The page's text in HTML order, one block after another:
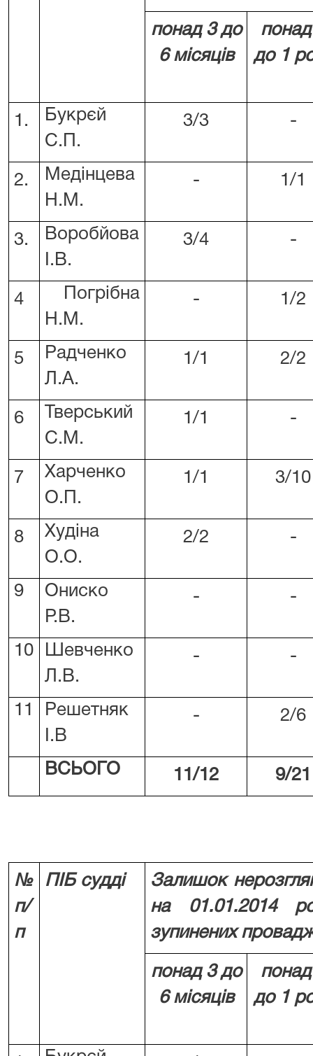
понад 3до
6 місяців
до 1
1.
Букрєй
С.П.
3/3 -
2.
Медінцева
Н.М.
- 1/1
3.
Воробйова
І.В.
3/4 -
4
Погрібна
Н.М.
- 1/2
5
Радченко
Л.А.
1/1 2/2
6
Тверський
С.М.
1/1 -
7
Харченко
О.П.
1/1 3/10
8
Худіна
О.О.
2/2 -
9
Ониско
Р.В.
- -
10
Шевченко
Л.В.
- -
11
Решетняк
І.В
- 2/6
ВСЬОГО 11/12 9/21
№
п/
п
ПІБ судді
Залишок
на
01.01.2014
зупинених
понад 3до
6 місяців
до 1